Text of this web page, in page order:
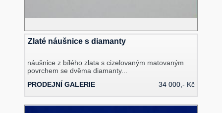
Zlaté náušnice s diamanty
náušnice z bílého zlata s cizelovaným matovaným
povrchem se dvěma diamanty...
PRODEJNÍ GALERIE
34 000,- Kč